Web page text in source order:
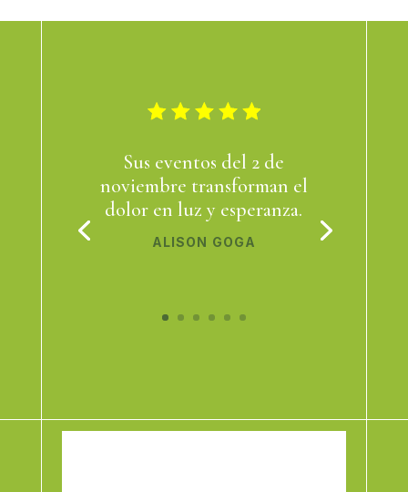
Sus eventos del 2 de
noviembre transforman el
dolor en luz y esperanza.
ALISON GOGA